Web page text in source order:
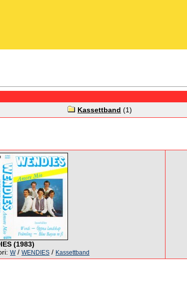
Kassettband (1)
(1983)
W/ WENDIES / Kassettband